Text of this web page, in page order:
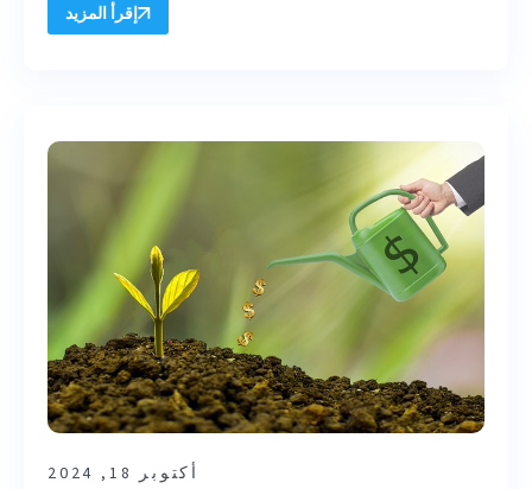
إقرأ المزيد
أكتوبر 18, 2024